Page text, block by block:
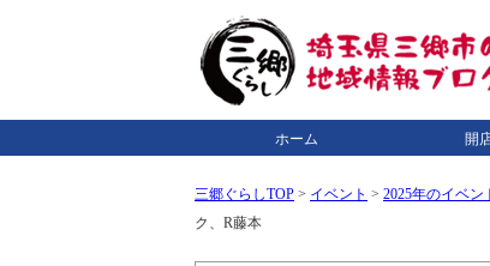
ホーム 開
三郷ぐらしTOP > イベント > 2025年のイベン
ク、R藤本